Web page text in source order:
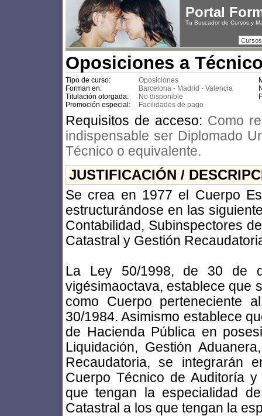
Portal
Tu Buscador de Cursos y
Oposiciones a
Tipo de curso: Oposiciones
Forman en:
Barcelona - Madrid - Valencia
Titulación otorgada:
No disponible
Promoción especial:
Facilidades de pago
Requisitos de acceso: Como
indispensable ser Diplomado
Técnico o equivalente.
JUSTIFICACIÓN /
Se crea en 1977 el Cuerpo
estructurándose en las
Contabilidad, Subinspectores
Catastral y Gestión
La Ley 50/1998, de 30 de
vigésimaoctava, establece que
como Cuerpo perteneciente
30/1984. Asimismo establece
de Hacienda Pública en
Liquidación, Gestión
Recaudatoria, se integrarán
Cuerpo Técnico de Auditoría
que tengan la especialidad
Catastral a los que tengan la